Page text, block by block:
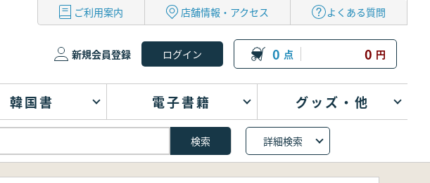
ご利用案内 店舗情報・アクセス よくある質問
新規会員登録 0 点 0 円
韓国書 電子書籍 グッズ・他
詳細検索